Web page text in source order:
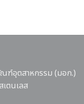
ฑ์อุตสาหกรรม (มอก.)
ตนเลส